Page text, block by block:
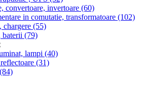
convertoare, invertoare (60)
in comutatie, transformatoare (102)
chargere (55)
baterii (79)
lampi (40)
(31)
(84)